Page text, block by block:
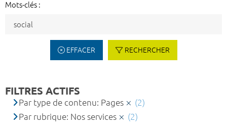
Mots-clés :
EFFACER RECHERCHER
FILTRES ACTIFS
Par type de contenu: Pages
(2)
Par rubrique: Nos services
(2)